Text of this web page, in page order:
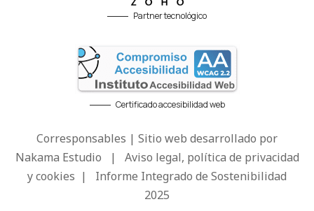
Partner tecnológico
Certificado accesibilidad web
Corresponsables | Sitio web desarrollado por
Nakama Estudio | Aviso legal, política de privacidad
y cookies | Informe Integrado de Sostenibilidad
2025